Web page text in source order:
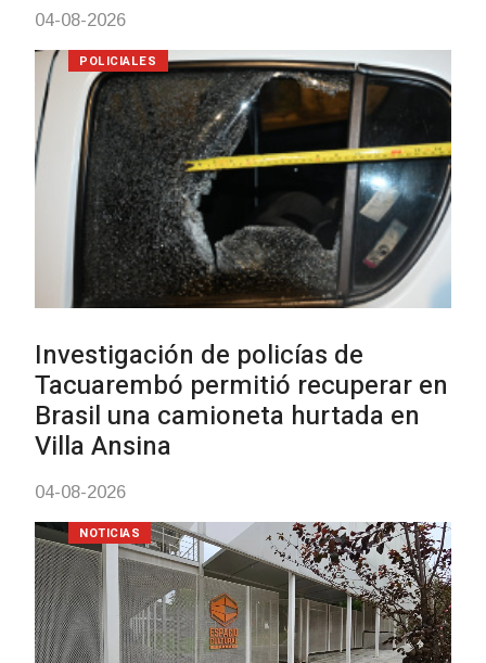
Siniestro laboral con